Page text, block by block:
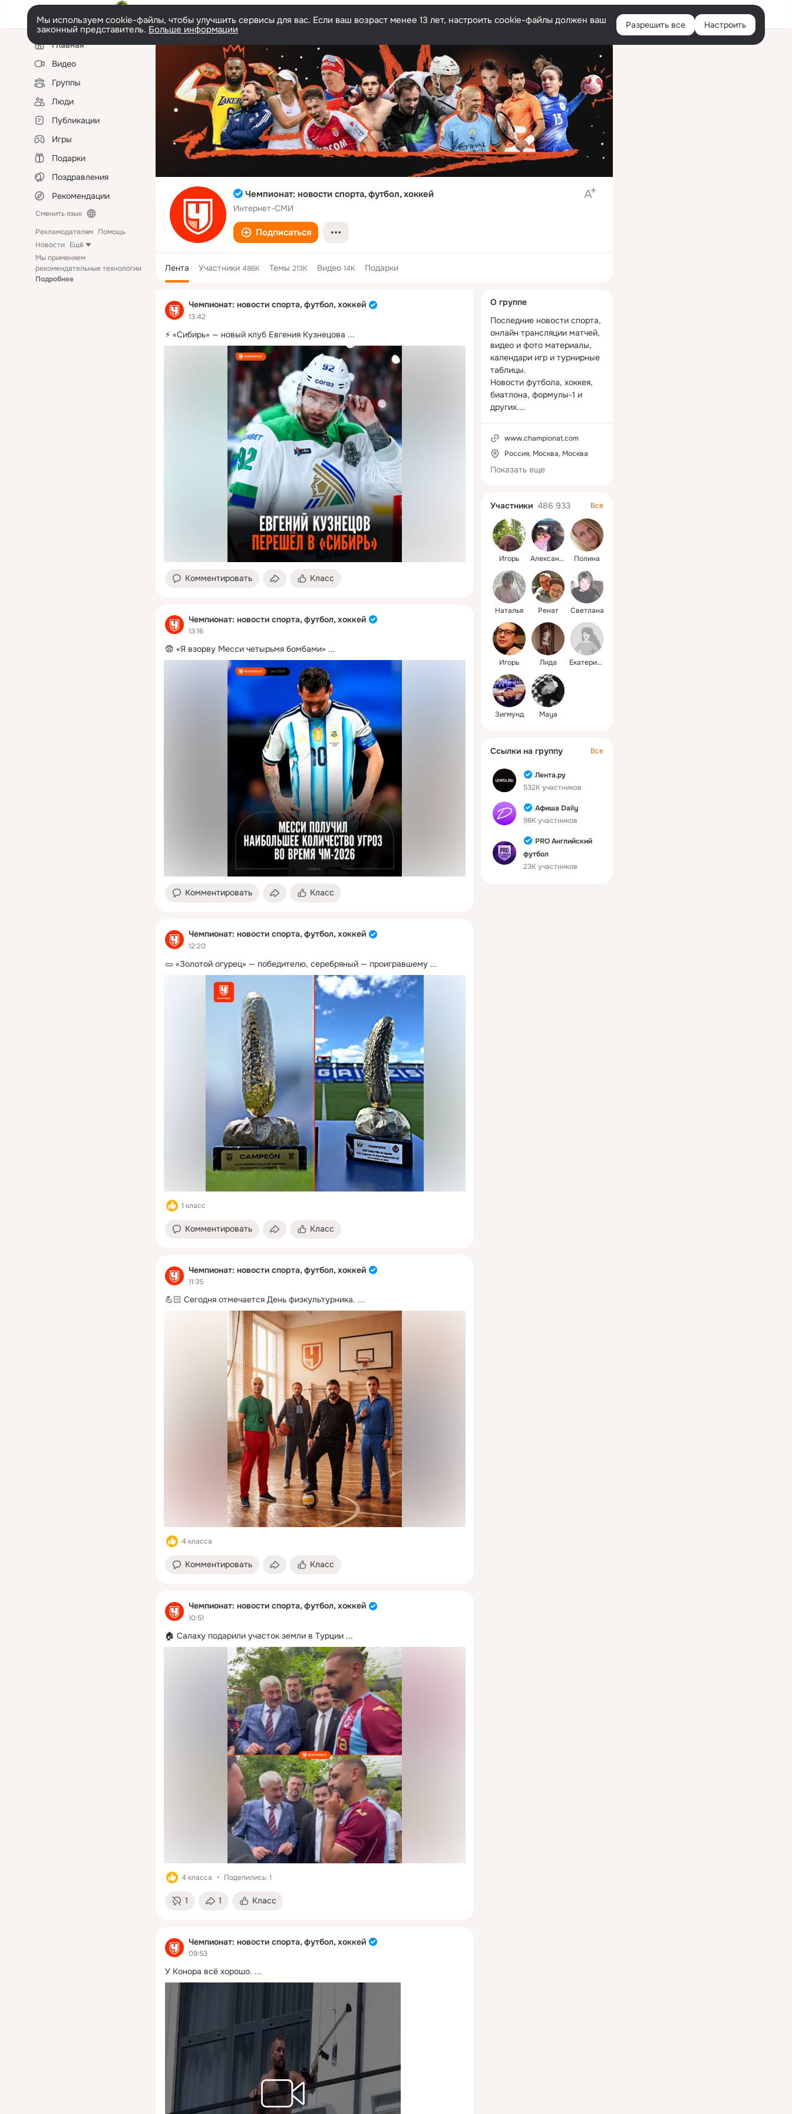
Войти
Мы используем cookie-файлы, чтобы улучшить сервисы для вас. Если ваш возраст менее 13 лет, настроить cookie-файлы должен ваш
законный представитель. Больше информации Разрешить все Настроить
Левая
колонкаГлавная
Видео
Группы
Люди
Публикации
Игры
Подарки
Поздравления
Рекомендации
Сменить язык
Рекламодателям Помощь
Новости Ещё
Мы применяем
рекомендательные технологии
Подробнее
Чемпионат: новости спорта, футбол, хоккей
Интернет-СМИ
Подписаться
Лента Участники 486K Темы 213K Видео 14K Подарки
Чемпионат: новости спорта, футбол, хоккей
13:42
⚡️ «Сибирь» — новый клуб Евгения Кузнецова ...
Комментировать Класс
Чемпионат: новости спорта, футбол, хоккей
13:16
😨 «Я взорву Месси четырьмя бомбами» ...
Комментировать Класс
Чемпионат: новости спорта, футбол, хоккей
12:20
🥒 «Золотой огурец» — победителю, серебряный — проигравшему ...
1 класс
Комментировать Класс
Чемпионат: новости спорта, футбол, хоккей
11:35
💪🏻 Сегодня отмечается День физкультурника. ...
4 класса
Комментировать Класс
Чемпионат: новости спорта, футбол, хоккей
10:51
🏠 Салаху подарили участок земли в Турции ...
4 класса Поделились: 1
1 1 Класс
Чемпионат: новости спорта, футбол, хоккей
09:53
У Конора всё хорошо. ...
колонка
О группе
Последние новости спорта,
онлайн трансляции матчей,
видео и фото материалы,
календари игр и турнирные
таблицы.
Новости футбола, хоккея,
биатлона, формулы-1 и
других.
друзей.
РКН:
https://gosuslugi.ru/snet/67
www.championat.com
Россия, Москва, Москва
Показать еще
Участники 486 933 Все
Игорь Александр Полина
Наталья Ренат Светлана
Игорь Лида Екатерина
Зигмунд Maya
Ссылки на группу Все
Лента.ру
532K участников
Афиша Daily
98K участников
PRO Английский
футбол
23K участников